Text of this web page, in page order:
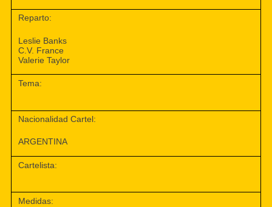
Reparto:
Leslie Banks
C.V. France
Valerie Taylor
Tema:
Nacionalidad Cartel:
ARGENTINA
Cartelista:
Medidas: